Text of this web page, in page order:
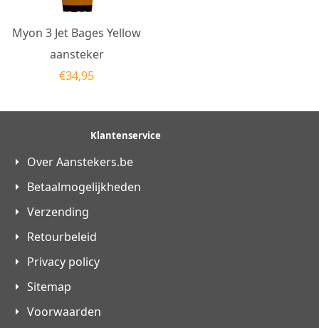
Myon 3 Jet Bages Yellow
aansteker
€34,95
Klantenservice
Over Aanstekers.be
Betaalmogelijkheden
Verzending
Retourbeleid
Privacy policy
Sitemap
Voorwaarden